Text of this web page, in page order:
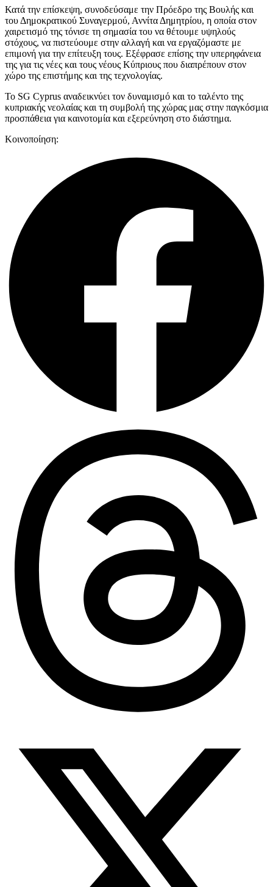
Κατά την επίσκεψη, συνοδεύσαμε την Πρόεδρο της Βουλής και
του Δημοκρατικού Συναγερμού, Αννίτα Δημητρίου, η οποία στον
χαιρετισμό της τόνισε τη σημασία του να θέτουμε υψηλούς
στόχους, να πιστεύουμε στην αλλαγή και να εργαζόμαστε με
επιμονή για την επίτευξη τους. Εξέφρασε επίσης την υπερηφάνεια
της για τις νέες και τους νέους Κύπριους που διαπρέπουν στον
χώρο της επιστήμης και της τεχνολογίας.
Το SG Cyprus αναδεικνύει τον δυναμισμό και το ταλέντο της
κυπριακής νεολαίας και τη συμβολή της χώρας μας στην παγκόσμια
προσπάθεια για καινοτομία και εξερεύνηση στο διάστημα.
Κοινοποίηση: